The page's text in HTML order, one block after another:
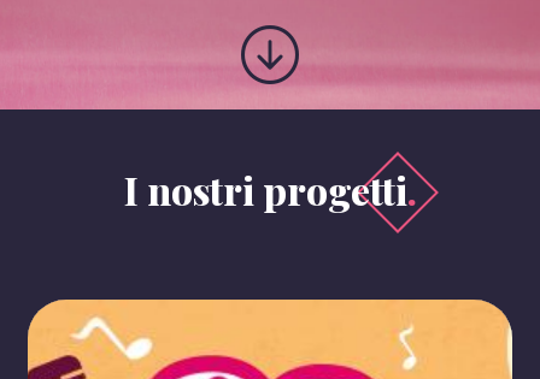
Vai al
I nostri progetti.